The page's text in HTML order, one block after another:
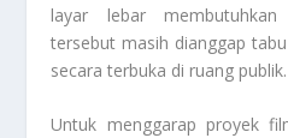
layar lebar
tersebut masih dianggap
secara terbuka di ruang publik.
Untuk menggarap proyek